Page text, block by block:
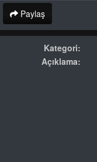
Paylaş
Kategori:
Açıklama: